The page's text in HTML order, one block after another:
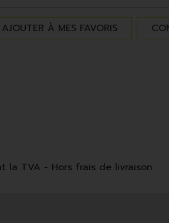
avec www.DeepL.com/
AJOUTER À MES FAVORIS
la TVA - Hors frais de livraison.